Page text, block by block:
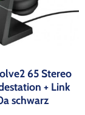
65 Stereo
+ Link
schwarz